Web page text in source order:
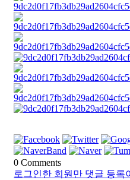
0 Comments
로그인한 회원만 댓글 등록